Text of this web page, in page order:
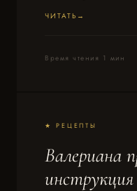
ЧИТАТЬ
Время чтения 1 мин
★ РЕЦЕПТЫ
Валериана